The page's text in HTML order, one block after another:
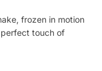
frozen in motion
touch of